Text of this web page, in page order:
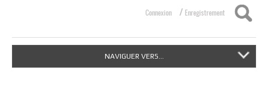
Connexion / Enregistrement
NAVIGUER VERS...